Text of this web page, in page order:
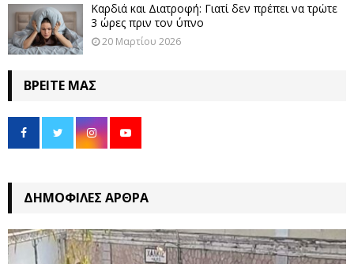
Καρδιά και Διατροφή: Γιατί δεν πρέπει να τρώτε
3 ώρες πριν τον ύπνο
20 Μαρτίου 2026
ΒΡΕΊΤΕ ΜΑΣ
ΔΗΜΟΦΙΛΈΣ ΆΡΘΡΑ